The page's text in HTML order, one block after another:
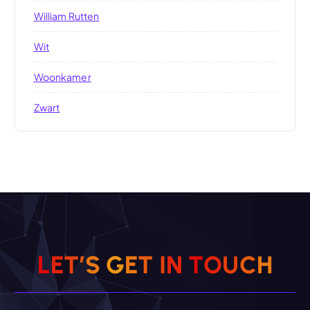
William Rutten
Wit
Woonkamer
Zwart
LET’S GET IN TOUCH